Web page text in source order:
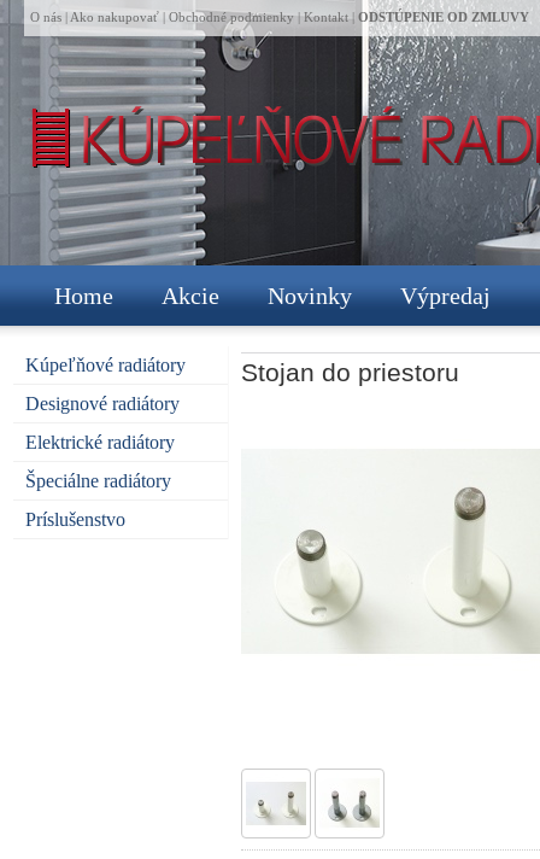
O nás Ako nakupovať Obchodné podmienky |Kontakt| ODSTÚPENIE OD ZMLUVY
Home Akcie Novinky Výpredaj
Kúpeľňové radiátory
Designové radiátory
Elektrické radiátory
Špeciálne radiátory
Príslušenstvo
Stojan do priestoru